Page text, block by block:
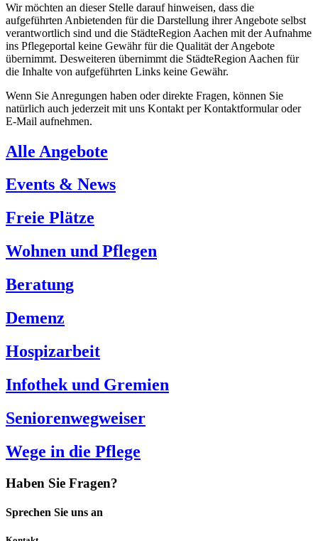
Wir möchten an dieser Stelle darauf hinweisen, dass die
aufgeführten Anbietenden für die Darstellung ihrer Angebote selbst
verantwortlich sind und die StädteRegion Aachen mit der Aufnahme
ins Pflegeportal keine Gewähr für die Qualität der Angebote
übernimmt. Desweiteren übernimmt die StädteRegion Aachen für
die Inhalte von aufgeführten Links keine Gewähr.
Wenn Sie Anregungen haben oder direkte Fragen, können Sie
natürlich auch jederzeit mit uns Kontakt per Kontaktformular oder
E-Mail aufnehmen.
Alle Angebote
Events & News
Freie Plätze
Wohnen und Pflegen
Beratung
Demenz
Hospizarbeit
Infothek und Gremien
Seniorenwegweiser
Wege in die Pflege
Haben Sie Fragen?
Sprechen Sie uns an